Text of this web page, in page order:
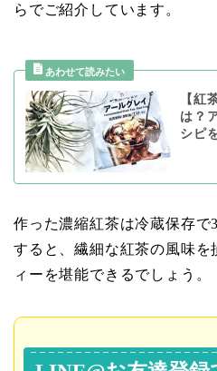
らでご紹介しています。
【紅
は？
シピ
作った濃縮紅茶は冷蔵保存で
すると、繊細な紅茶の風味を
ィーを堪能できるでしょう。